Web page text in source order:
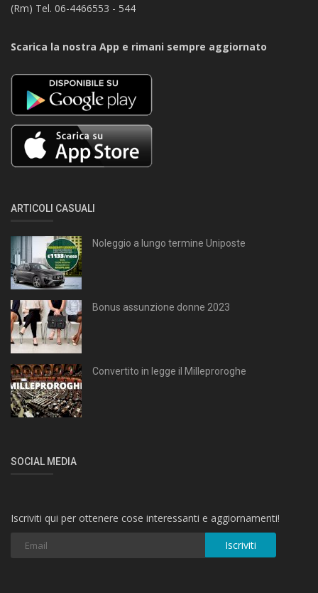
(Rm) Tel. 06-4466553 - 544
Scarica la nostra App e rimani sempre aggiornato
ARTICOLI CASUALI
Noleggio a lungo termine Uniposte
Bonus assunzione donne 2023
Convertito in legge il Milleproroghe
SOCIAL MEDIA
Iscriviti qui per ottenere cose interessanti e aggiornamenti!
Iscriviti